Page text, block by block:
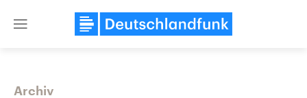
Close
Archiv